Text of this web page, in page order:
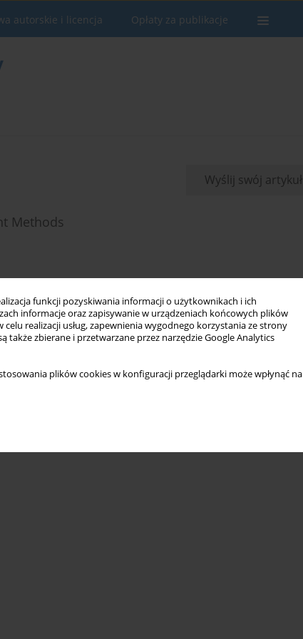
funkcji pozyskiwania informacji o użytkownikach i ich
informacje oraz zapisywanie w urządzeniach końcowych plików
realizacji usług, zapewnienia wygodnego korzystania ze strony
także zbierane i przetwarzane przez narzędzie Google Analytics
plików cookies w konfiguracji przeglądarki może wpłynąć na
autorskie i licencja Opłaty za publikacje
Methods
Statystyki
Wyślij swój artykuł